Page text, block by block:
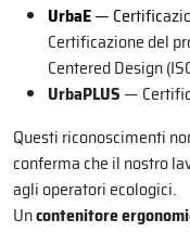
UrbaE— Certific
Certificazione del
Centered Design
UrbaPLUS —
Questi riconoscimenti
conferma che il nostro
agli operatori ecologici.
Uncontenitore